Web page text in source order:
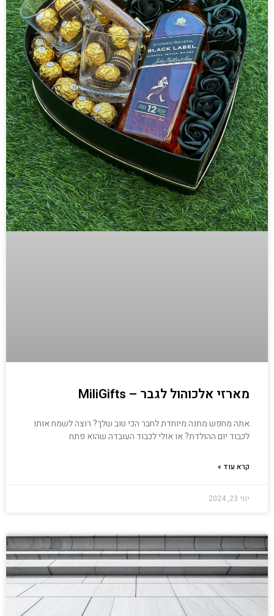
מארזי אלכוהול לגבר – MiliGifts
אתה מחפש מתנה מיוחדת לחבר הכי טוב שלך? רוצה לשמח אותו
לכבוד יום ההולדת? או אולי לכבוד העובדה שהוא פתח
קרא עוד »
יוני 23, 2024